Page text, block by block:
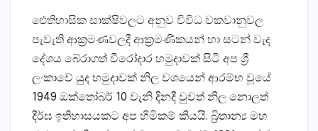
ඓතිහාසික සාක්‌ෂිවලට අනුව විවිධ වකවානුවල
පැවැති ආක්‍රමණවලදී ආක්‍රමණිකයන් හා සටන් වැද
දේශය බේරාගත් වීරෝදාර හමුදාවක්‌ සිටි අප ශ්‍රී
ලංකාවේ යුද හමුදාවක්‌ නිල වශයෙන් ආරම්භ වූයේ
1949 ඔක්‌තෝබර් 10 වැනි දිනදී වුවත් නිල නොලත්
දීර්ඝ ඉතිහාසයකට අප හිමිකම් කියයි. බ්‍රිතාන්‍ය මහ